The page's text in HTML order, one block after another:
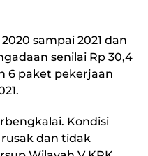
sampai 2021 dan
senilai Rp 30,4
6 paket pekerjaan
Kondisi
dan tidak